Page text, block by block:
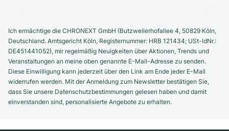
Ich ermächtige die CHRONEXT GmbH (Butzweilerhofallee 4, 50829 Köln,
Deutschland. Amtsgericht Köln, Registernummer: HRB 121434; USt-IdNr.:
DE451441052), mir regelmäßig Neuigkeiten über Aktionen, Trends und
Veranstaltungen an meine oben genannte E-Mail-Adresse zu senden.
Diese Einwilligung kann jederzeit über den Link am Ende jeder E-Mail
widerrufen werden. Mit der Anmeldung zum Newsletter bestätigen Sie,
dass Sie unsere Datenschutzbestimmungen gelesen haben und damit
einverstanden sind, personalisierte Angebote zu erhalten.